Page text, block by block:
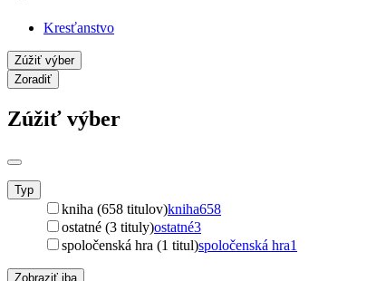
Kresťanstvo
Zúžiť výber
Zoradiť
Zúžiť výber
Typ
kniha (658 titulov)kniha658
ostatné (3 tituly)ostatné3
spoločenská hra (1 titul)spoločenská hra1
Zobraziť iba